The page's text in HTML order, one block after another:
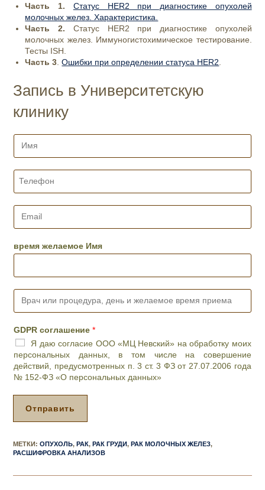
Часть 1. Статус HER2 при диагностике опухолей
молочных желез. Характеристика.
Часть 2. Статус HER2 при диагностике опухолей
молочных желез. Иммуногистохимическое тестирование.
Тесты ISH.
Часть 3 .Ошибки при определении статуса HER2
Запись в Университетскую
клинику
И
я
*
Т
л
е
о
*
E
a
i
l
время желаемое Имя
В
а
ч
и
л
и
п
р
о
у
р
,
GDPR соглашение*
Я даю согласие ООО «МЦ Невский» на обработку моих
персональных данных, в том числе на совершение
действий, предусмотренных п. 3 ст. 3 ФЗ от 27.07.2006 года
№ 152-ФЗ «О персональных данных»
Отправить
МЕТКИ:ОПУХОЛЬ, РАК, РАК ГРУДИ, РАК МОЛОЧНЫХ ЖЕЛЕЗ,
РАСШИФРОВКА АНАЛИЗОВ